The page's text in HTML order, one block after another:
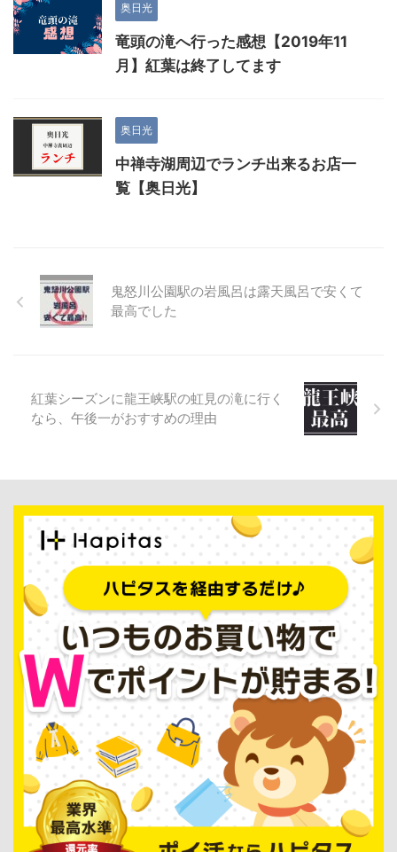
奥日光
竜頭の滝へ行った感想【2019年11
月】紅葉は終了してます
奥日光
中禅寺湖周辺でランチ出来るお店一
覧【奥日光】
鬼怒川公園駅の岩風呂は露天風呂で安くて
最高でした
紅葉シーズンに龍王峡駅の虹見の滝に行く
なら、午後一がおすすめの理由